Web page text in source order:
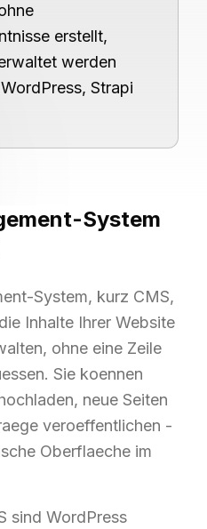
erstellt,
werden
Strapi
System
System, kurz CMS,
Inhalte Ihrer Website
ohne eine Zeile
Sie koennen
neue Seiten
veroeffentlichen -
Oberflaeche im
sind WordPress